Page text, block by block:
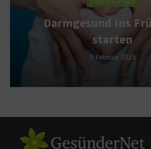
Darmgesund ins
starten
9. Februar 2025